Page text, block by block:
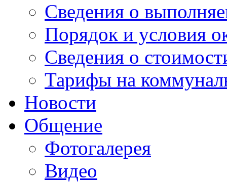
Сведения о
Порядок и условия
Сведения о
Тарифы на
Новости
Общение
Фотогалерея
Видео